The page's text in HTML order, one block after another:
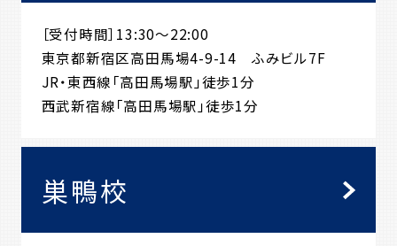
［受付時間］13:30～22:00
東京都新宿区高田馬場4-9-14 ふみビル7F
JR・東西線「高田馬場駅」徒歩1分
西武新宿線「高田馬場駅」徒歩1分
巣鴨校